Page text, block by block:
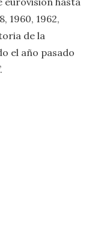
1960, 1962,
de la
el año pasado